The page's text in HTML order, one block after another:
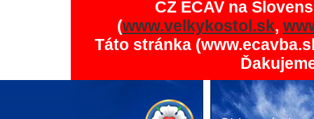
CZ ECAV na
(www.velkykostol.sk,
Táto stránka